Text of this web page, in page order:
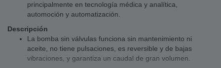
principalmente en tecnología médica y analítica,
automoción y automatización.
Descripción
La bomba sin válvulas funciona sin mantenimiento ni
aceite, no tiene pulsaciones, es reversible y de bajas
vibraciones, y garantiza un caudal de gran volumen.